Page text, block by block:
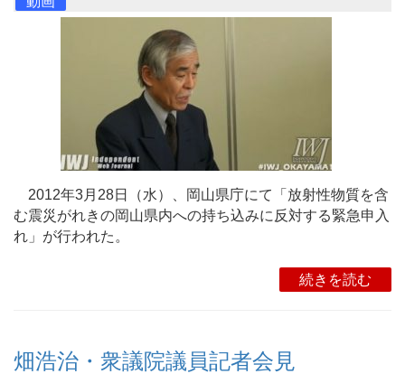
2012年3月28日（水）、岡山県庁にて「放射性物質を含
む震災がれきの岡山県内への持ち込みに反対する緊急申入
れ」が行われた。
続きを読む
畑浩治・衆議院議員記者会見